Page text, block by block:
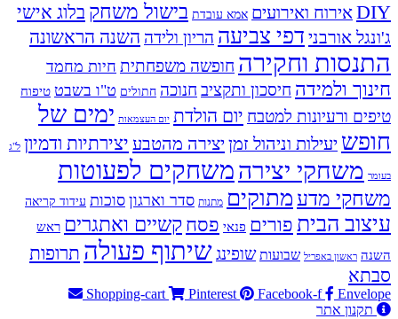
DIYאירוח ואירועים אמא עובדת בישול משחק בלוג אישי
ג'ונגל אורבני דפי צביעה הריון ולידה השנה הראשונה
התנסות וחקירה חופשה משפחתית חיות מחמד
חינוך ולמידה חיסכון ותקציב חנוכה חתולים ט"ו בשבט טיפוח
טיפים ורעיונות למטבח יום הולדת יום העצמאות ימים של
חופש יעילות וניהול זמן יצירה מהטבע יצירתיות ודמיון ל"ג
בעומר משחקי יצירהמשחקים לפעוטות
משחקי מדע מתוקים מתנות סדר וארגון סוכות עידוד קריאה
עיצוב הבית פורים פנאי פסח קשיים ואתגרים ראש
השנה ראשון באפריל שבועות שופינגשיתוף פעולה תרופות
סבתא
Shopping-cart Pinterest Facebook-f
Envelope
תקנון אתר